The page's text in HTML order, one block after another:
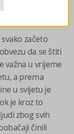
na sigurnost,
začeto
da se štiti
važna u vrijeme
a prema
u svijetu je
je kroz to
zbog svih
činili